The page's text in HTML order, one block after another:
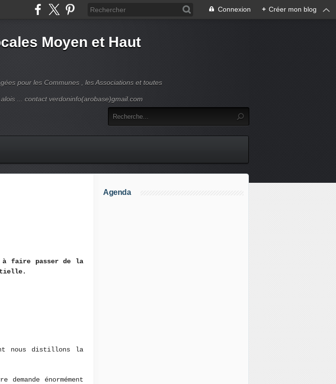
Connexion + Créer mon blog
Moyen et Haut
pour les Communes , les Associations et toutes
... contact verdoninfo(arobase)gmail.com
à faire passer de la
nous distillons la
énormément
Agenda